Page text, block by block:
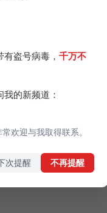
盗号病毒， 千万不
的新频道：
欢迎与我取得联系。
次提醒 不再提醒